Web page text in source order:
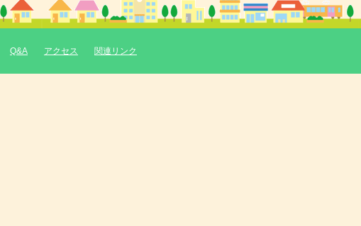
Q&A アクセス 関連リンク